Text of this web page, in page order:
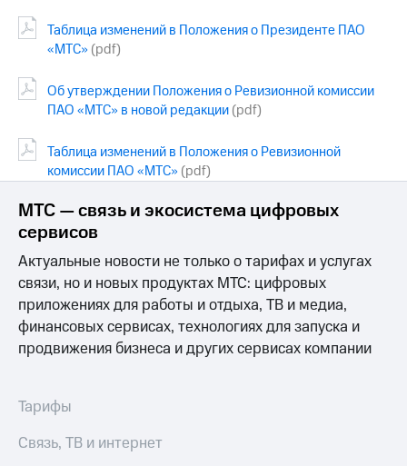
Таблица изменений в Положения о Президенте ПАО
«МТС» (pdf)
Об утверждении Положения о Ревизионной комиссии
ПАО «МТС» в новой редакции(pdf)
Таблица изменений в Положения о Ревизионной
комиссии ПАО «МТС» (pdf)
МТС — связь и экосистема цифровых
сервисов
Актуальные новости не только о тарифах и услугах
связи, но и новых продуктах МТС: цифровых
приложениях для работы и отдыха, ТВ и медиа,
финансовых сервисах, технологиях для запуска и
продвижения бизнеса и других сервисах компании
Тарифы
Связь, ТВ и интернет